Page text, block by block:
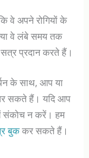
वे अपने रोगियों के
वे लंबे समय तक
प्रदान करते हैं।
के साथ, आप या
सकते हैं। यदि आप
संकोच न करें। हम
बुककर सकते हैं।